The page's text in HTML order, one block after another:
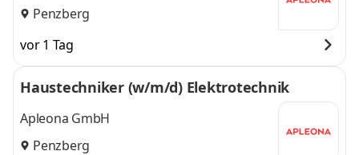
Penzberg
vor 1 Tag
Haustechniker (w/m/d) Elektrotechnik
Apleona GmbH
Penzberg